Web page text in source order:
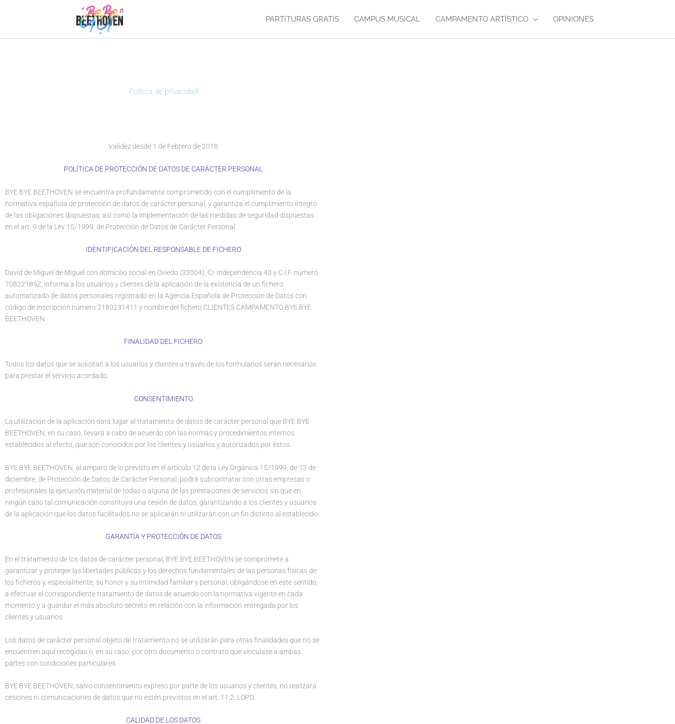
PARTITURAS GRATIS CAMPUS MUSICAL CAMPAMENTO ARTÍSTICO OPINIONES
Política de privacidad
Validez desde 1 de Febrero de 2018
POLÍTICA DE PROTECCIÓN DE DATOS DE CARÁCTER PERSONAL
BYE BYE BEETHOVEN se encuentra profundamente comprometido con el cumplimiento de la
normativa española de protección de datos de carácter personal, y garantiza el cumplimiento íntegro
de las obligaciones dispuestas, así como la implementación de las medidas de seguridad dispuestas
en el art. 9 de la Ley 15/1999, de Protección de Datos de Carácter Personal.
IDENTIFICACIÓN DEL RESPONSABLE DE FICHERO
David de Miguel de Miguel con domicilio social en Oviedo (33004), C/ Independencia 43 y C.I.F. número
70822189Z, informa a los usuarios y clientes de la aplicación de la existencia de un fichero
automatizado de datos personales registrado en la Agencia Española de Protección de Datos con
código de inscripción número 2180231411 y nombre del fichero CLIENTES CAMPAMENTO BYE BYE
BEETHOVEN.
FINALIDAD DEL FICHERO
Todos los datos que se solicitan a los usuarios y clientes a través de los formularios serán necesarios
para prestar el servicio acordado.
CONSENTIMIENTO
La utilización de la aplicación dará lugar al tratamiento de datos de carácter personal que BYE BYE
BEETHOVEN, en su caso, llevará a cabo de acuerdo con las normas y procedimientos internos
establecidos al efecto, que son conocidos por los clientes y usuarios y autorizados por éstos.
BYE BYE BEETHOVEN, al amparo de lo previsto en el artículo 12 de la Ley Orgánica 15/1999, de 13 de
diciembre, de Protección de Datos de Carácter Personal, podrá subcontratar con otras empresas o
profesionales la ejecución material de todas o alguna de las prestaciones de servicios sin que en
ningún caso tal comunicación constituya una cesión de datos, garantizando a los clientes y usuarios
de la aplicación que los datos facilitados no se aplicarán ni utilizarán con un fin distinto al establecido.
GARANTÍA Y PROTECCIÓN DE DATOS
En el tratamiento de los datos de carácter personal, BYE BYE BEETHOVEN se compromete a
garantizar y proteger las libertades públicas y los derechos fundamentales de las personas físicas de
los ficheros y, especialmente, su honor y su intimidad familiar y personal, obligándose en este sentido,
a efectuar el correspondiente tratamiento de datos de acuerdo con la normativa vigente en cada
momento y a guardar el más absoluto secreto en relación con la información entregada por los
clientes y usuarios.
Los datos de carácter personal objeto de tratamiento no se utilizarán para otras finalidades que no se
encuentren aquí recogidas o, en su caso, por otro documento o contrato que vinculase a ambas
partes con condiciones particulares.
BYE BYE BEETHOVEN, salvo consentimiento expreso por parte de los usuarios y clientes, no realizará
cesiones ni comunicaciones de datos que no estén previstos en el art. 11.2. LOPD.
CALIDAD DE LOS DATOS